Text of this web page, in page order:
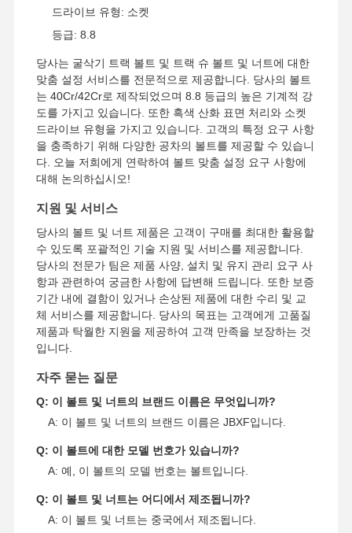
드라이브 유형: 소켓
등급: 8.8
당사는 굴삭기 트랙 볼트 및 트랙 슈 볼트 및 너트에 대한
맞춤 설정 서비스를 전문적으로 제공합니다. 당사의 볼트
는 40Cr/42Cr로 제작되었으며 8.8 등급의 높은 기계적 강
도를 가지고 있습니다. 또한 흑색 산화 표면 처리와 소켓
드라이브 유형을 가지고 있습니다. 고객의 특정 요구 사항
을 충족하기 위해 다양한 공차의 볼트를 제공할 수 있습니
다. 오늘 저희에게 연락하여 볼트 맞춤 설정 요구 사항에
대해 논의하십시오!
지원 및 서비스
당사의 볼트 및 너트 제품은 고객이 구매를 최대한 활용할
수 있도록 포괄적인 기술 지원 및 서비스를 제공합니다.
당사의 전문가 팀은 제품 사양, 설치 및 유지 관리 요구 사
항과 관련하여 궁금한 사항에 답변해 드립니다. 또한 보증
기간 내에 결함이 있거나 손상된 제품에 대한 수리 및 교
체 서비스를 제공합니다. 당사의 목표는 고객에게 고품질
제품과 탁월한 지원을 제공하여 고객 만족을 보장하는 것
입니다.
자주 묻는 질문
Q: 이 볼트 및 너트의 브랜드 이름은 무엇입니까?
A: 이 볼트 및 너트의 브랜드 이름은 JBXF입니다.
Q: 이 볼트에 대한 모델 번호가 있습니까?
A: 예, 이 볼트의 모델 번호는 볼트입니다.
Q: 이 볼트 및 너트는 어디에서 제조됩니까?
A: 이 볼트 및 너트는 중국에서 제조됩니다.